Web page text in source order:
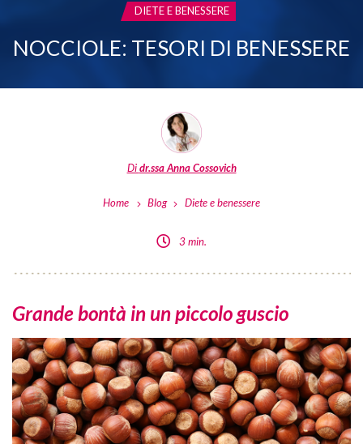
CATEGORIA:
DIETE E BENESSERE
NOCCIOLE: TESORI DI BENESSERE
Didr.ssa Anna Cossovich
Home Blog Diete e benessere
3 min.
Grande bontà in un piccolo guscio